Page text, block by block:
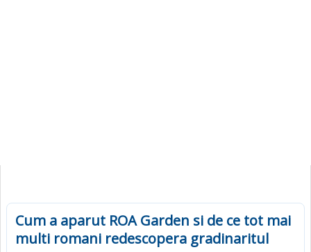
Cum a aparut ROA Garden si de ce tot mai
multi romani redescopera gradinaritul